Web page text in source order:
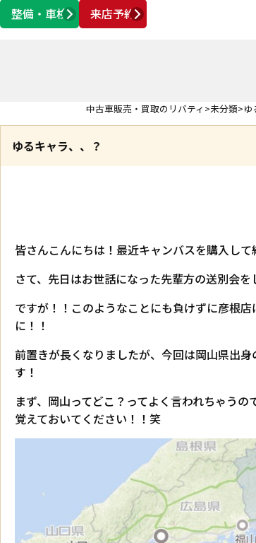
整備・車検
来店予約
営業時間 AM10:00 ～ PM6:00
中古車販売・買取のリバティ 未分類 ゆ
ゆるキャラ、、？
皆さんこんにちは！最近キャンバスを購入し
さて、先日はお世話になった先輩方の送別会
ですが！！このようなことにも負けずに彦根
に！！
前置きが長くなりましたが、今回は岡山県出
す！
まず、岡山ってどこ？ってよく言われちゃう
覚えておいてください！！笑